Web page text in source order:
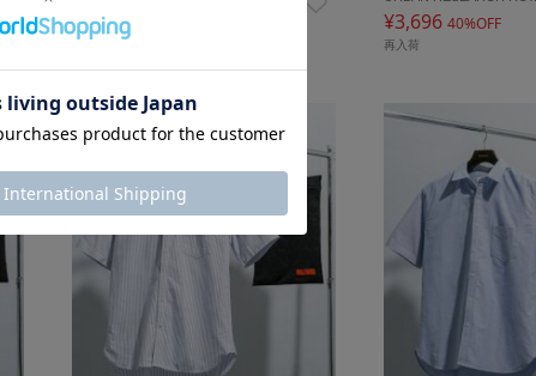
¥3,696 ¥3,696 40%OFF
再入荷